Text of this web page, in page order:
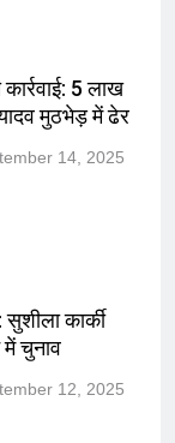
5 लाख
मुठभेड़ में ढेर
14, 2025
कार्की
में चुनाव
12, 2025